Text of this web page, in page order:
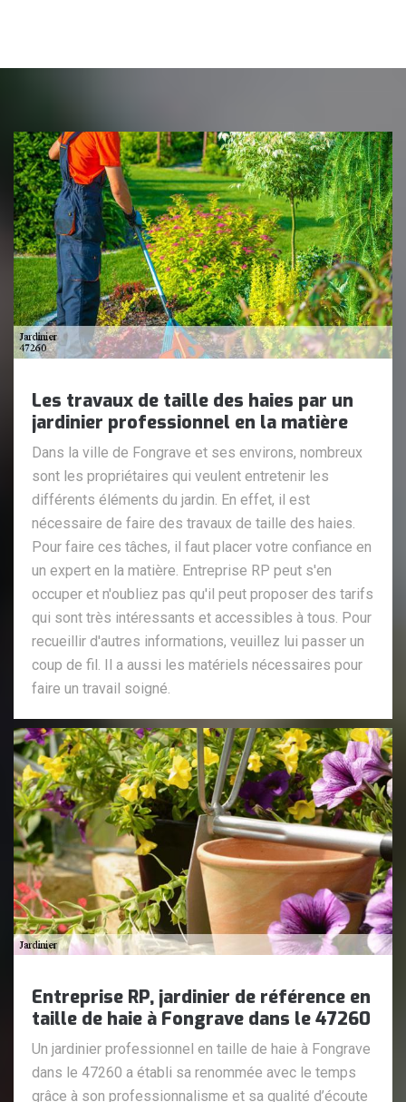
Les travaux de taille des haies par un
jardinier professionnel en la matière
Dans la ville de Fongrave et ses environs, nombreux
sont les propriétaires qui veulent entretenir les
différents éléments du jardin. En effet, il est
nécessaire de faire des travaux de taille des haies.
Pour faire ces tâches, il faut placer votre confiance en
un expert en la matière. Entreprise RP peut s'en
occuper et n'oubliez pas qu'il peut proposer des tarifs
qui sont très intéressants et accessibles à tous. Pour
recueillir d'autres informations, veuillez lui passer un
coup de fil. Il a aussi les matériels nécessaires pour
faire un travail soigné.
Entreprise RP, jardinier de référence en
taille de haie à Fongrave dans le 47260
Un jardinier professionnel en taille de haie à Fongrave
dans le 47260 a établi sa renommée avec le temps
grâce à son professionnalisme et sa qualité d’écoute